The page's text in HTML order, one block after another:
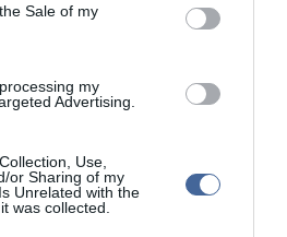
Sale of my
my
Advertising.
Use,
or Sharing of my
Unrelated with the
was collected.
hibái miatt két NASA-űrhajós
Nemzetközi Űrállomáson, amíg másik
már nemcsak a technikai
biztonsága is döntő
időpontot a Shenzhou–20
szerint a legénység nincs közvetlen
minden szükséges
elhúzódó tartózkodáshoz is. A világ